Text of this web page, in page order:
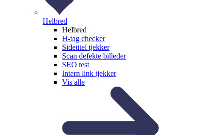
Helbred
Helbred
H-tag checker
Sidetitel tjekker
Scan defekte billeder
SEO test
Intern link tjekker
Vis alle